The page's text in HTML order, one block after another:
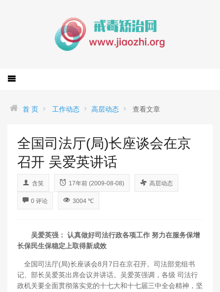
首 页 工作动态 高层动态 查看文章
全国司法厅(局)长座谈会在京
召开 吴爱英讲话
含笑 17年前 (2009-08-08) 高层动态
0 评论 3004 ℃
吴爱英强： 认真做好司法行政各项工作 努力在服务保增
长保民生保稳定上取得新成效
全国司法厅(局)长座谈会8月7日在京召开。司法部党组书
记、部长吴爱英出席会议并讲话。吴爱英强调，各级 司法行
政机关要全面贯彻落实党的十七大和十七届三中全会精神，坚